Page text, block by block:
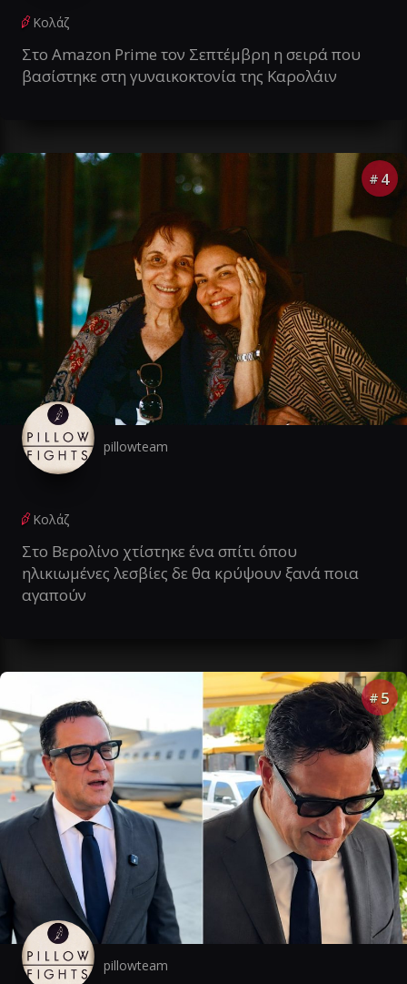
Κολάζ
Στο Amazon Prime τον Σεπτέμβρη η σειρά που
βασίστηκε στη γυναικοκτονία της Καρολάιν
# 4
pillowteam
Κολάζ
Στο Βερολίνο χτίστηκε ένα σπίτι όπου
ηλικιωμένες λεσβίες δε θα κρύψουν ξανά ποια
αγαπούν
# 5
pillowteam